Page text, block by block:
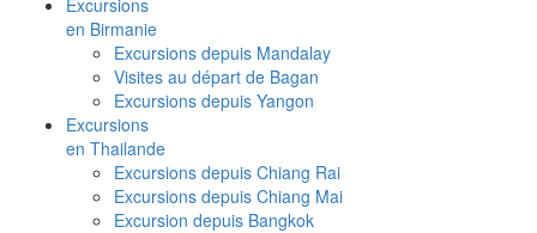
en Birmanie
Excursions depuis Mandalay
Visites au départ de Bagan
Excursions depuis Yangon
Excursions
en Thailande
Excursions depuis Chiang Rai
Excursions depuis Chiang Mai
Excursion depuis Bangkok